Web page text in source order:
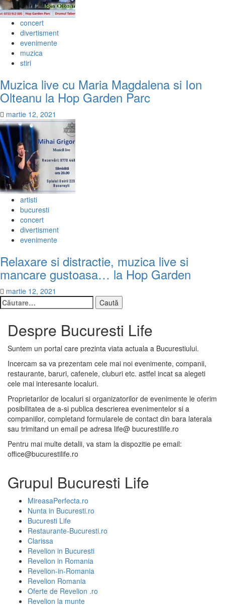
concert
divertisment
evenimente
muzica
stiri
Muzica live cu Maria Magdalena si Ion
Olteanu la Hop Garden Parc
martie 12, 2021
artisti
bucuresti
concert
divertisment
evenimente
Relaxare si distractie, muzica live si
mancare gustoasa… la Hop Garden
martie 12, 2021
Caută
după:
Despre Bucuresti Life
Suntem un portal care prezinta viata actuala a Bucurestiului.
Incercam sa va prezentam cele mai noi evenimente, companii,
restaurante, baruri, cafenele, cluburi etc. astfel incat sa alegeti
cele mai interesante localuri.
Proprietarilor de localuri si organizatorilor de evenimente le oferim
posibilitatea de a-si publica descrierea evenimentelor si a
companiilor, completand formularele de contact din bara laterala
sau trimitand un email pe adresa life@ bucurestilife.ro
Pentru mai multe detalii, va stam la dispozitie pe email:
office@bucurestilife.ro
Grupul Bucuresti Life
MireasaPerfecta.ro
Nunta in Bucuresti.ro
Bucuresti Life
Restaurante-Bucuresti.ro
Clarissa
Revelion in Bucuresti
Revelion in Romania
Revelion-in-Romania
Revelion Romania
Oferte de Revelion .ro
Revelion la munte